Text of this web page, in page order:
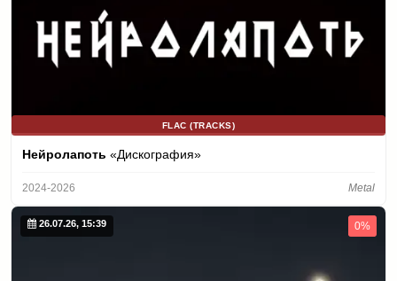
FLAC (TRACKS)
Нейролапоть «Дискография»
2024-2026 Metal
26.07.26, 15:39 0%